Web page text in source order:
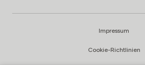
Impressum
Cookie-Richtlinien